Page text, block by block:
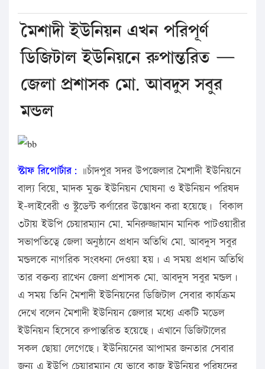
মৈশাদী ইউনিয়ন এখন পরিপূর্ণ
ডিজিটাল ইউনিয়নে রুপান্তরিত —
জেলা প্রশাসক মো. আবদুস সবুর
মন্ডল
স্টাফ রিপোর্টার: ॥চাঁদপুর সদর উপজেলার মৈশাদী ইউনিয়নে
বাল্য বিয়ে, মাদক মুক্ত ইউনিয়ন ঘোষনা ও ইউনিয়ন পরিষদ
ই-লাইবেরী ও স্টুডেন্ট কর্ণারের উদ্ভোধন করা হয়েছে। বিকাল
৩টায় ইউপি চেয়ারম্যান মো. মনিরুজ্জামান মানিক পাটওয়ারীর
সভাপতিত্বে জেলা অনুষ্ঠানে প্রধান অতিথি মো. আবদুস সবুর
মন্ডলকে নাগরিক সংবধনা দেওয়া হয়। এ সময় প্রধান অতিথি
তার বক্তব্য রাখেন জেলা প্রশাসক মো. আবদুস সবুর মন্ডল।
এ সময় তিনি মৈশাদী ইউনিয়নের ডিজিটাল সেবার কার্যক্রম
দেখে বলেন মৈশাদী ইউনিয়ন জেলার মধ্যে একটি মডেল
ইউনিয়ন হিসেবে রুপান্তরিত হয়েছে। এখানে ডিজিটালের
সকল ছোয়া লেগেছে। ইউনিয়নের আপামর জনতার সেবার